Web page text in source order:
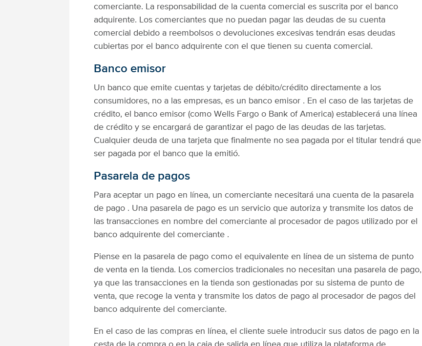
comerciante. La responsabilidad de la cuenta comercial es suscrita por el banco
adquirente. Los comerciantes que no puedan pagar las deudas de su cuenta
comercial debido a reembolsos o devoluciones excesivas tendrán esas deudas
cubiertas por el banco adquirente con el que tienen su cuenta comercial.
Banco emisor
Un banco que emite cuentas y tarjetas de débito/crédito directamente a los
consumidores, no a las empresas, es un banco emisor . En el caso de las tarjetas de
crédito, el banco emisor (como Wells Fargo o Bank of America) establecerá una línea
de crédito y se encargará de garantizar el pago de las deudas de las tarjetas.
Cualquier deuda de una tarjeta que finalmente no sea pagada por el titular tendrá que
ser pagada por el banco que la emitió.
Pasarela de pagos
Para aceptar un pago en línea, un comerciante necesitará una cuenta de la pasarela
de pago . Una pasarela de pago es un servicio que autoriza y transmite los datos de
las transacciones en nombre del comerciante al procesador de pagos utilizado por el
banco adquirente del comerciante .
Piense en la pasarela de pago como el equivalente en línea de un sistema de punto
de venta en la tienda. Los comercios tradicionales no necesitan una pasarela de pago,
ya que las transacciones en la tienda son gestionadas por su sistema de punto de
venta, que recoge la venta y transmite los datos de pago al procesador de pagos del
banco adquirente del comerciante.
En el caso de las compras en línea, el cliente suele introducir sus datos de pago en la